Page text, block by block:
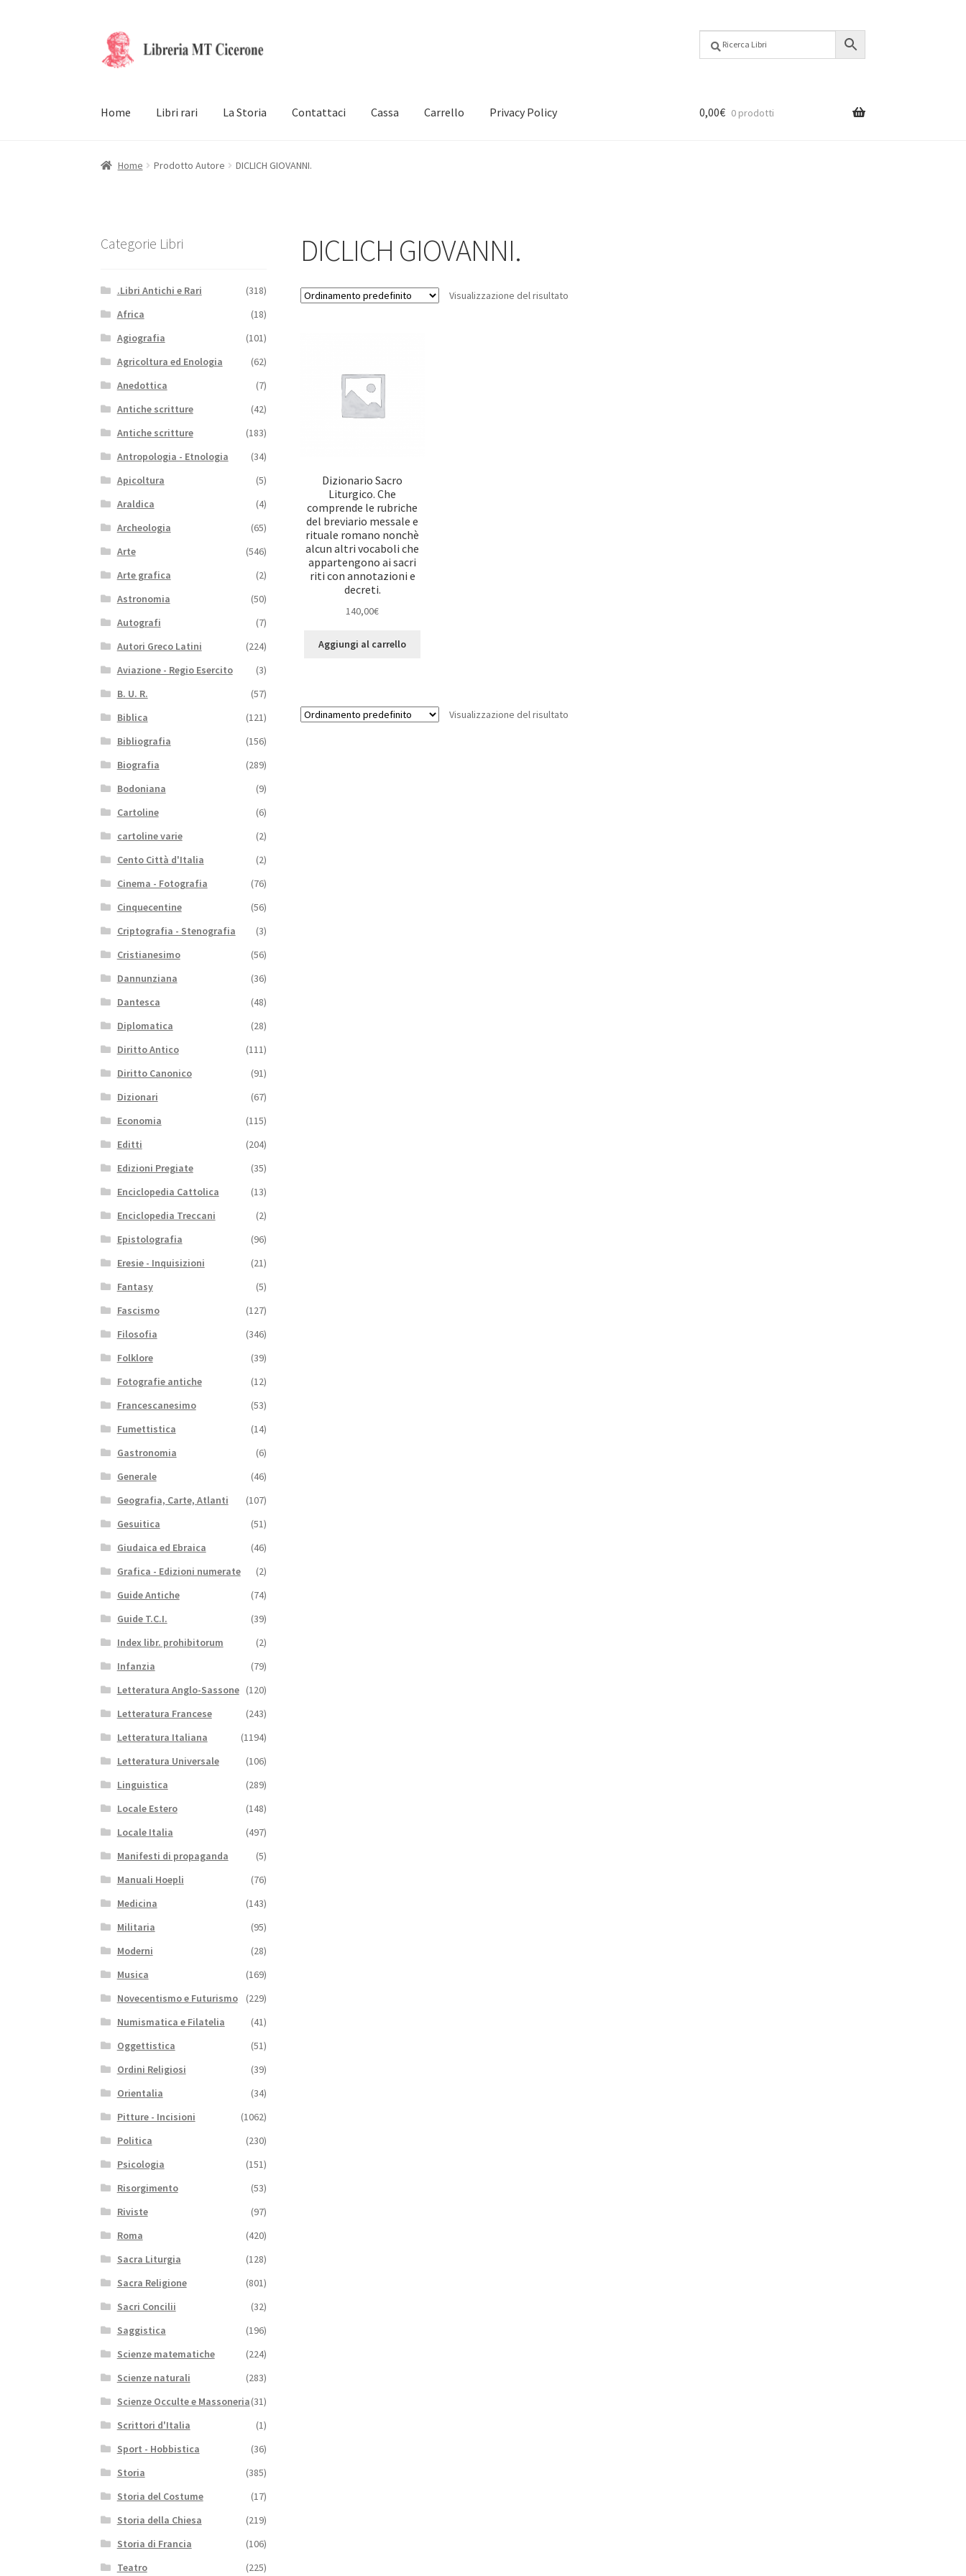
Vai
alla
Vai
al
Home Libri rari La Storia Contattaci Cassa Carrello Privacy Policy 0,00€ 0 prodotti
Home Prodotto Autore DICLICH GIOVANNI.
DICLICH GIOVANNI.
Visualizzazione del risultato
Dizionario Sacro
Liturgico. Che
comprende le rubriche
del breviario messale e
rituale romano nonchè
alcun altri vocaboli che
appartengono ai sacri
riti con annotazioni e
decreti.
140,00€
Aggiungi al carrello
Visualizzazione del risultato
Categorie Libri
.Libri Antichi e Rari
(318)
Africa
(18)
Agiografia
(101)
Agricoltura ed Enologia
(62)
Anedottica
(7)
Antiche scritture
(42)
Antiche scritture
(183)
Antropologia - Etnologia
(34)
Apicoltura
(5)
Araldica
(4)
Archeologia
(65)
Arte
(546)
Arte grafica
(2)
Astronomia
(50)
Autografi
(7)
Autori Greco Latini
(224)
Aviazione - Regio Esercito
(3)
B. U. R.
(57)
Biblica
(121)
Bibliografia
(156)
Biografia
(289)
Bodoniana
(9)
Cartoline
(6)
cartoline varie
(2)
Cento Città d'Italia
(2)
Cinema - Fotografia
(76)
Cinquecentine
(56)
Criptografia - Stenografia
(3)
Cristianesimo
(56)
Dannunziana
(36)
Dantesca
(48)
Diplomatica
(28)
Diritto Antico
(111)
Diritto Canonico
(91)
Dizionari
(67)
Economia
(115)
Editti
(204)
Edizioni Pregiate
(35)
Enciclopedia Cattolica
(13)
Enciclopedia Treccani
(2)
Epistolografia
(96)
Eresie - Inquisizioni
(21)
Fantasy
(5)
Fascismo
(127)
Filosofia
(346)
Folklore
(39)
Fotografie antiche
(12)
Francescanesimo
(53)
Fumettistica
(14)
Gastronomia
(6)
Generale
(46)
Geografia, Carte, Atlanti
(107)
Gesuitica
(51)
Giudaica ed Ebraica
(46)
Grafica - Edizioni numerate
(2)
Guide Antiche
(74)
Guide T.C.I.
(39)
Index libr. prohibitorum
(2)
Infanzia
(79)
Letteratura Anglo-Sassone (120)
Letteratura Francese
(243)
Letteratura Italiana
(1194)
Letteratura Universale
(106)
Linguistica
(289)
Locale Estero
(148)
Locale Italia
(497)
Manifesti di propaganda
(5)
Manuali Hoepli
(76)
Medicina
(143)
Militaria
(95)
Moderni
(28)
Musica
(169)
Novecentismo e Futurismo
(229)
Numismatica e Filatelia
(41)
Oggettistica
(51)
Ordini Religiosi
(39)
Orientalia
(34)
Pitture - Incisioni
(1062)
Politica
(230)
Psicologia
(151)
Risorgimento
(53)
Riviste
(97)
Roma
(420)
Sacra Liturgia
(128)
Sacra Religione
(801)
Sacri Concilii
(32)
Saggistica
(196)
Scienze matematiche
(224)
Scienze naturali
(283)
Scienze Occulte e Massoneria(31)
Scrittori d'Italia
(1)
Sport - Hobbistica
(36)
Storia
(385)
Storia del Costume
(17)
Storia della Chiesa
(219)
Storia di Francia
(106)
Teatro
(225)